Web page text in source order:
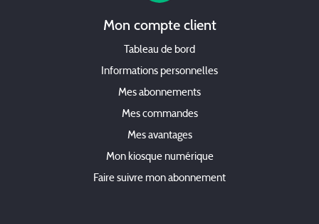
Mon compte client
Tableau de bord
Informations personnelles
Mes abonnements
Mes commandes
Mes avantages
Mon kiosque numérique
Faire suivre mon abonnement